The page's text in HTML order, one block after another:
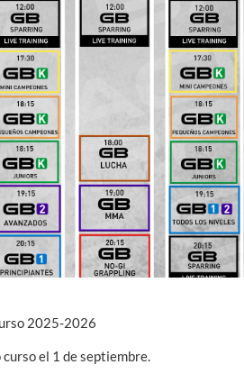
2025-2026
curso el 1 de septiembre.